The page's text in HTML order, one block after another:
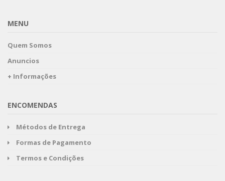
MENU
Quem Somos
Anuncios
+ Informações
ENCOMENDAS
Métodos de Entrega
Formas de Pagamento
Termos e Condições